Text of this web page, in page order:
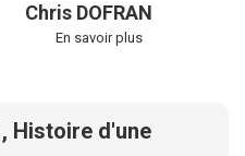
Chris DOFRAN
En savoir plus
, Histoire d'une